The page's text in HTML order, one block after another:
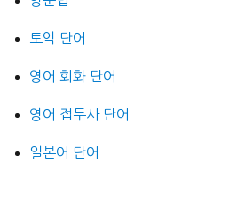
토익 단어
영어 회화 단어
영어 접두사 단어
일본어 단어